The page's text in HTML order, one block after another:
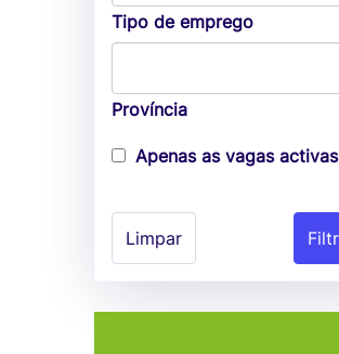
Tipo de emprego
Província
Apenas as vagas activas
Limpar